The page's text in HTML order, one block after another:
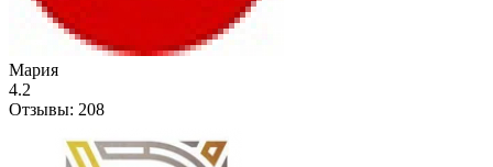
Мария
4.2
Отзывы: 208